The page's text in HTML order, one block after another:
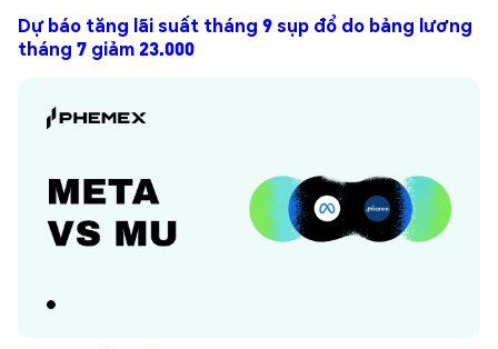
Dự báo tăng lãi suất tháng 9 sụp đổ do bảng lương
tháng 7 giảm 23.000